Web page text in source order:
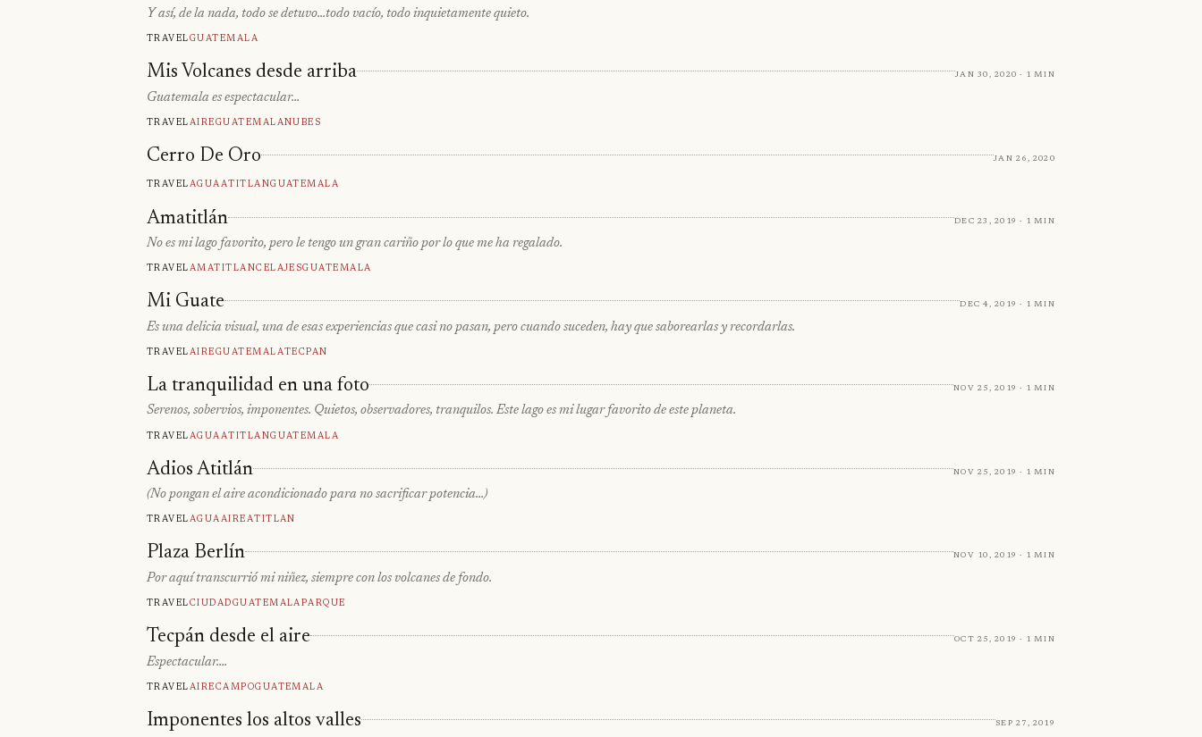
Y así, de la nada, todo se detuvo…todo vacío, todo inquietamente quieto.
TravelGuatemala
Mis Volcanes desde arriba Jan 30, 2020 · 1 min
Guatemala es espectacular…
TravelAireGuatemalaNubes
Cerro De Oro Jan 26, 2020
TravelAguaAtitlanGuatemala
Amatitlán Dec 23, 2019 · 1 min
No es mi lago favorito, pero le tengo un gran cariño por lo que me ha regalado.
TravelAmatitlanCelajesGuatemala
Mi Guate Dec 4, 2019 · 1 min
Es una delicia visual, una de esas experiencias que casi no pasan, pero cuando suceden, hay que saborearlas y recordarlas.
TravelAireGuatemalaTecpan
La tranquilidad en una foto Nov 25, 2019 · 1 min
Serenos, sobervios, imponentes. Quietos, observadores, tranquilos. Este lago es mi lugar favorito de este planeta.
TravelAguaAtitlanGuatemala
Adios Atitlán Nov 25, 2019 · 1 min
(No pongan el aire acondicionado para no sacrificar potencia…)
TravelAguaAireAtitlan
Plaza Berlín Nov 10, 2019 · 1 min
Por aquí transcurrió mi niñez, siempre con los volcanes de fondo.
TravelCiudadGuatemalaParque
Tecpán desde el aire Oct 25, 2019 · 1 min
Espectacular….
TravelAireCampoGuatemala
Imponentes los altos valles Sep 27, 2019